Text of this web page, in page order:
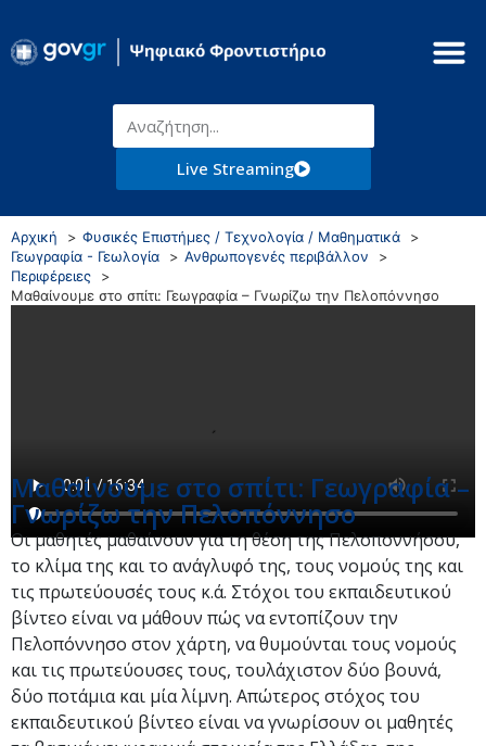
Live Streaming
Αρχική
Φυσικές Επιστήμες / Τεχνολογία / Μαθηματικά
Γεωγραφία - Γεωλογία
Ανθρωπογενές περιβάλλον
Περιφέρειες
Μαθαίνουμε στο σπίτι: Γεωγραφία – Γνωρίζω την Πελοπόννησο
Μαθαίνουμε στο σπίτι: Γεωγραφία –
Γνωρίζω την Πελοπόννησο
Οι μαθητές μαθαίνουν για τη θέση της Πελοποννήσου,
το κλίμα της και το ανάγλυφό της, τους νομούς της και
τις πρωτεύουσές τους κ.ά. Στόχοι του εκπαιδευτικού
βίντεο είναι να μάθουν πώς να εντοπίζουν την
Πελοπόννησο στον χάρτη, να θυμούνται τους νομούς
και τις πρωτεύουσες τους, τουλάχιστον δύο βουνά,
δύο ποτάμια και μία λίμνη. Απώτερος στόχος του
εκπαιδευτικού βίντεο είναι να γνωρίσουν οι μαθητές